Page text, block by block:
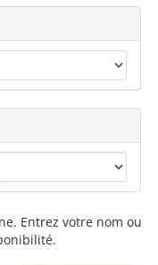
Entrez votre nom ou